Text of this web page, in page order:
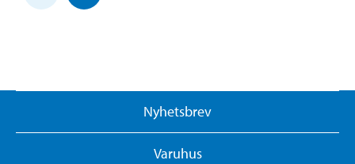
Nyhetsbrev
Varuhus